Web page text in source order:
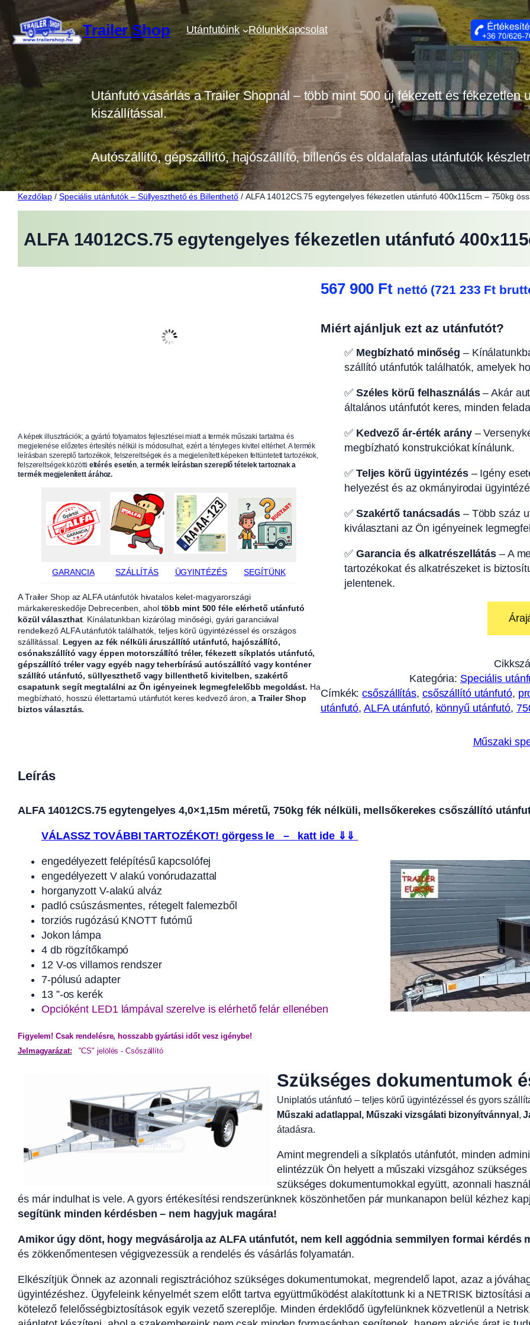
tartalomhoz
Trailer Shop Utánfutóink RólunkKapcsolat
Utánfutó vásárlás a Trailer Shopnál – több mint 500 új fékezett és fékezetlen
kiszállítással.
Autószállító, gépszállító, hajószállító, billenős és oldalafalas utánfutók
Kezdőlap / Speciális utánfutók – Süllyeszthető és Billenthető/ ALFA 14012CS.75 egytengelyes fékezetlen utánfutó 400x115cm – 750kg
ALFA 14012CS.75 egytengelyes fékezetlen utánfutó
A képek illusztrációk; a gyártó folyamatos fejlesztései miatt a termék műszaki tartalma és
megjelenése előzetes értesítés nélkül is módosulhat, ezért a tényleges kivitel eltérhet. A termék
leírásban szereplő tartozékok, felszereltségek és a megjelenített képeken feltüntetett tartozékok,
felszereltségek közötti eltérés esetén,a termék leírásban szereplő tételek tartoznak a
termék megjelenített árához.
GARANCIA SZÁLLÍTÁS ÜGYINTÉZÉS SEGÍTÜNK
A Trailer Shop az ALFA utánfutók hivatalos kelet-magyarországi
márkakereskedője Debrecenben, ahol több mint 500 féle elérhető utánfutó
közül választhat. Kínálatunkban kizárólag minőségi, gyári garanciával
rendelkező ALFA utánfutók találhatók, teljes körű ügyintézéssel és országos
szállítással. Legyen az fék nélküli áruszállító utánfutó, hajószállító,
csónakszállító vagy éppen motorszállító tréler, fékezett síkplatós utánfutó,
gépszállító tréler vagy egyéb nagy teherbírású autószállító vagy konténer
szállító utánfutó, süllyeszthető vagy billenthető kivitelben, szakértő
csapatunk segít megtalálni az Ön igényeinek legmegfelelőbb megoldást. Ha
megbízható, hosszú élettartamú utánfutót keres kedvező áron, a Trailer Shop
biztos választás.
567 900 Ft nettó (721 233 Ft
Miért ajánljuk ezt az utánfutót?
✅ Megbízható minőség –
szállító utánfutók találhatók, amelyek
✅ Széles körű felhasználás– Akár
általános utánfutót keres, minden
✅ Kedvező ár-érték arány–
megbízható konstrukciókat kínálunk.
✅ Teljes körű ügyintézés– Igény
helyezést és az okmányirodai
✅ Szakértő tanácsadás– Több száz
kiválasztani az Ön igényeinek
✅ Garancia és alkatrészellátás – A
tartozékokat és alkatrészeket is
jelentenek.
Kategória: Speciális
Címkék:csőszállítás, csőszállító utánfutó,
utánfutó, ALFA utánfutó, könnyű utánfutó,
Műszaki
Leírás
ALFA 14012CS.75 egytengelyes 4,0×1,15m méretű, 750kg fék nélküli, mellsőkerekes csőszállító
VÁLASSZ TOVÁBBI TARTOZÉKOT! görgess le – katt ide ⇓⇓
engedélyezett felépítésű kapcsolófej
engedélyezett V alakú vonórudazattal
horganyzott V-alakú alváz
padló csúszásmentes, rétegelt falemezből
torziós rugózású KNOTT futómű
Jokon lámpa
4 db rögzítőkampó
12 V-os villamos rendszer
7-pólusú adapter
13 ”-os kerék
Opcióként LED1 lámpával szerelve is elérhető felár ellenében
Figyelem! Csak rendelésre, hosszabb gyártási időt vesz igénybe!
Jelmagyarázat:
"CS" jelölés - Csőszállító
Szükséges dokumentumok
Uniplatós utánfutó – teljes körű ügyintézéssel és gyors
Műszaki adatlappal, Műszaki vizsgálati bizonyítvánnyal ,
átadásra.
Amint megrendeli a síkplatós utánfutót, minden
elintézzük Ön helyett a műszaki vizsgához
szükséges dokumentumokkal együtt, azonnali
és már indulhat is vele. A gyors értékesítési rendszerünknek köszönhetően pár munkanapon belül kézhez
segítünk minden kérdésben – nem hagyjuk magára!
Amikor úgy dönt, hogy megvásárolja az ALFA utánfutót, nem kell aggódnia semmilyen formai kérdés
és zökkenőmentesen végigvezessük a rendelés és vásárlás folyamatán.
Elkészítjük Önnek az azonnali regisztrációhoz szükséges dokumentumokat, megrendelő lapot, azaz a
ügyintézéshez. Ügyfeleink kényelmét szem előtt tartva együttműködést alakítottunk ki a NETRISK biztosítási
kötelező felelősségbiztosítások egyik vezető szereplője. Minden érdeklődő ügyfelünknek közvetlenül a